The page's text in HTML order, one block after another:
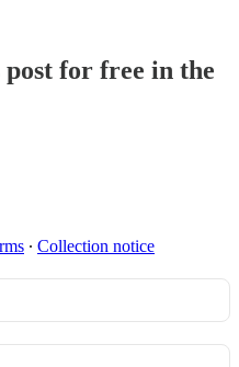
for free in the
∙ Collection notice